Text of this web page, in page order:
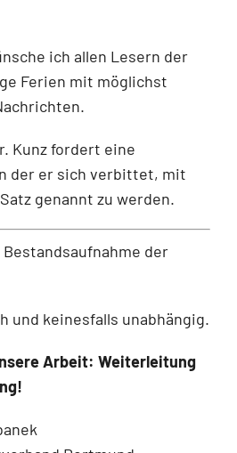
ich allen Lesern der
Ferien mit möglichst
Kunz fordert eine
der er sich verbittet, mit
genannt zu werden.
der
und keinesfalls unabhängig.
Arbeit: Weiterleitung